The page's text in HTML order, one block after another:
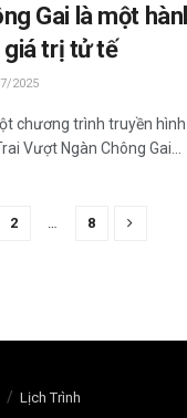
Gai là một
giá trị tử tế
2025
chương trình truyền
Vượt Ngàn Chông Gai...
2 8
Lịch Trình